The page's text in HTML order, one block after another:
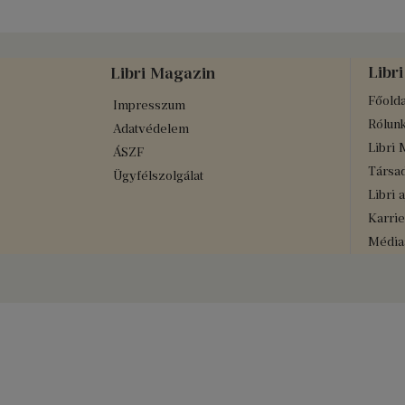
Libri Magazin
Impresszum
Adatvédelem
ÁSZF
Ügyfélszolgálat
Libri
Libri
Libri